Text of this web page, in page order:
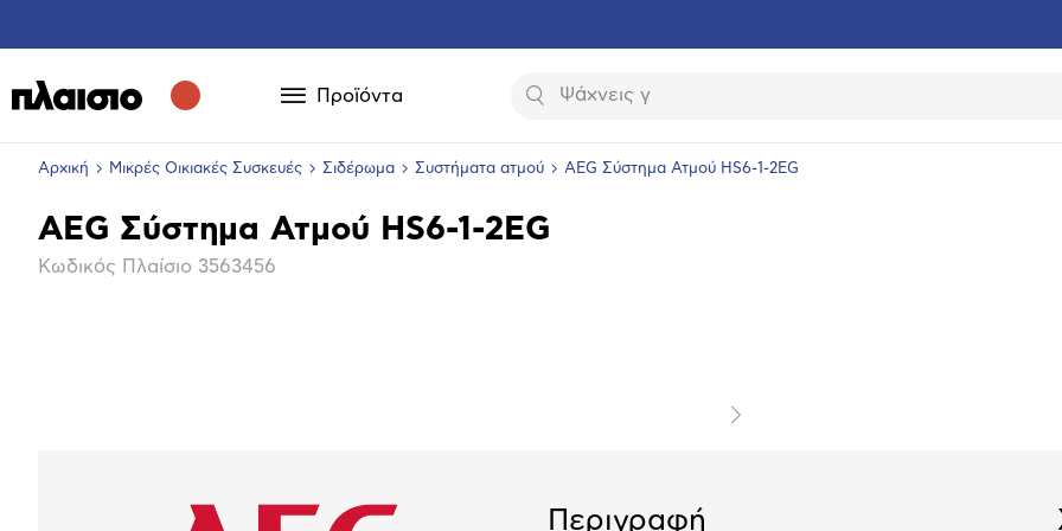
Προϊόντα Αναζήτηση
Αρχική Μικρές Οικιακές Συσκευές Σιδέρωμα Συστήματα ατμού AEG Σύστημα Ατμού HS6-1-2EG
Βασικά
AEG Σύστημα Ατμού HS6-1-2EG
Κωδικός Πλαίσιο 3563456
Επόμενο
Περιγραφή